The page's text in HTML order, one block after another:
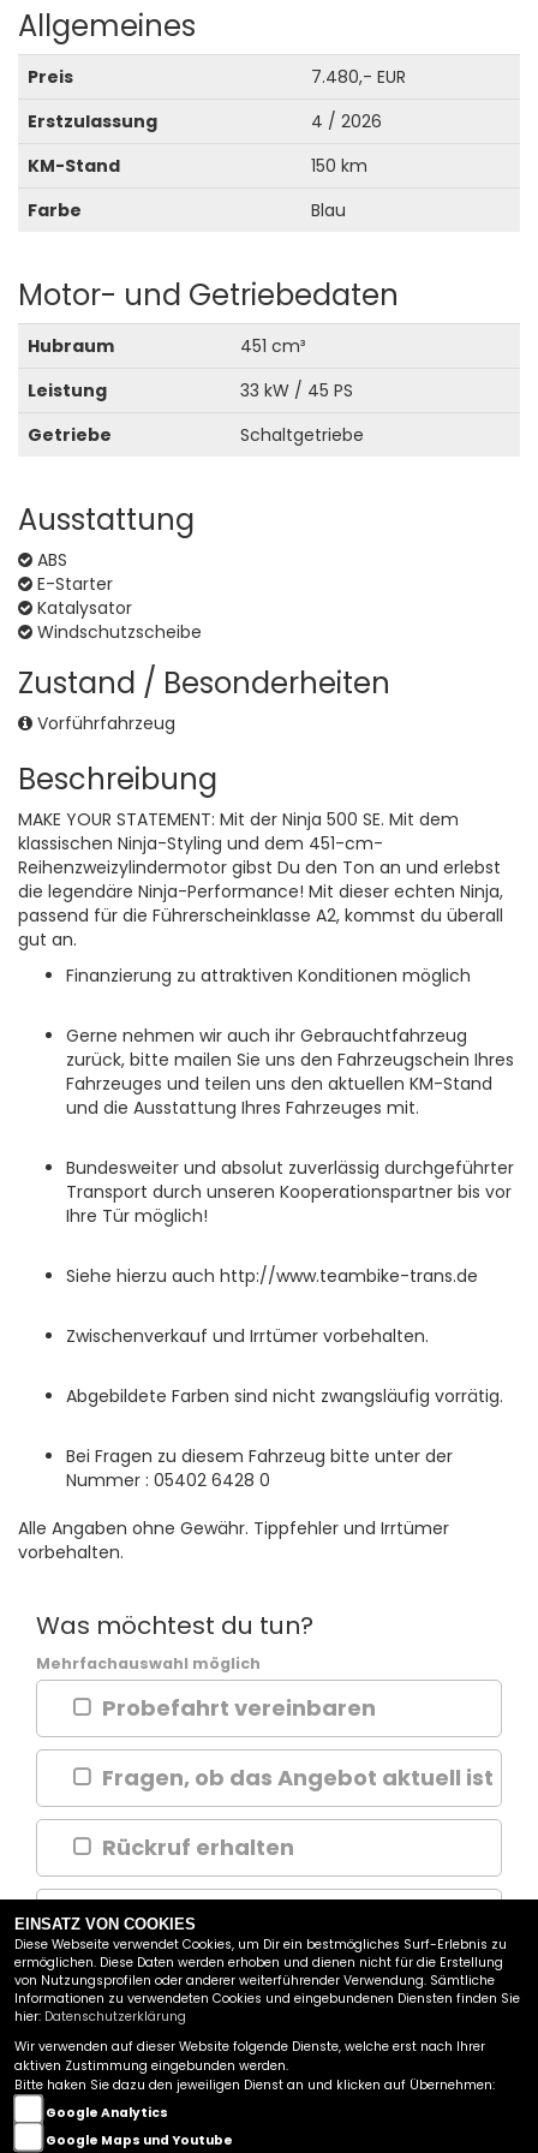
Allgemeines
Preis
7.480,- EUR
Erstzulassung
4 / 2026
KM-Stand
150 km
Farbe
Blau
Motor- und Getriebedaten
Hubraum
451 cm³
Leistung
33 kW / 45 PS
Getriebe
Schaltgetriebe
Ausstattung
ABS
E-Starter
Katalysator
Windschutzscheibe
Zustand / Besonderheiten
Vorführfahrzeug
Beschreibung
MAKE YOUR STATEMENT: Mit der Ninja 500 SE. Mit dem
klassischen Ninja-Styling und dem 451-cm-
Reihenzweizylindermotor gibst Du den Ton an und erlebst
die legendäre Ninja-Performance! Mit dieser echten Ninja,
passend für die Führerscheinklasse A2, kommst du überall
gut an.
Finanzierung zu attraktiven Konditionen möglich
Gerne nehmen wir auch ihr Gebrauchtfahrzeug
zurück, bitte mailen Sie uns den Fahrzeugschein Ihres
Fahrzeuges und teilen uns den aktuellen KM-Stand
und die Ausstattung Ihres Fahrzeuges mit.
Bundesweiter und absolut zuverlässig durchgeführter
Transport durch unseren Kooperationspartner bis vor
Ihre Tür möglich!
Siehe hierzu auch http://www.teambike-trans.de
Zwischenverkauf und Irrtümer vorbehalten.
Abgebildete Farben sind nicht zwangsläufig vorrätig.
Bei Fragen zu diesem Fahrzeug bitte unter der
Nummer : 05402 6428 0
Alle Angaben ohne Gewähr. Tippfehler und Irrtümer
vorbehalten.
Was möchtest du tun?
Mehrfachauswahl möglich
Probefahrt vereinbaren
Fragen, ob das Angebot aktuell ist
Rückruf erhalten
Frage zum Inserat stellen
WEITER
FAHRZEUG-CENTER SCHRIEWER GMBH
GEWERBEPARK 15
49143 BISSENDORF BEI OSNABRÜCK
EINSATZ VON COOKIES
Diese Webseite verwendet Cookies, um Dir ein bestmögliches Surf-Erlebnis zu
ermöglichen. Diese Daten werden erhoben und dienen nicht für die Erstellung
von Nutzungsprofilen oder anderer weiterführender Verwendung. Sämtliche
Informationen zu verwendeten Cookies und eingebundenen Diensten finden Sie
hier: Datenschutzerklärung
Wir verwenden auf dieser Website folgende Dienste, welche erst nach Ihrer
aktiven Zustimmung eingebunden werden.
Bitte haken Sie dazu den jeweiligen Dienst an und klicken auf Übernehmen:
Google Analytics
Google Maps und Youtube